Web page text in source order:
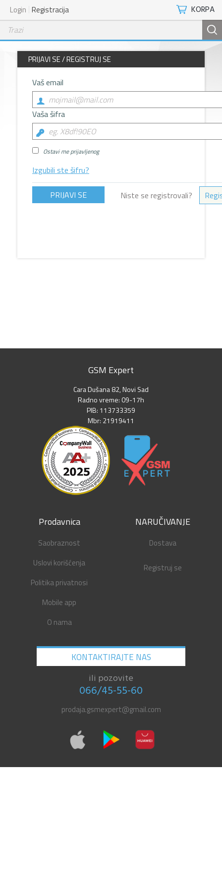
KORPA
Login Registracija
PRIJAVI SE / REGISTRUJ SE
Vaš email
Vaša šifra
Ostavi me prijavljenog
Izgubili ste šifru?
Niste se registrovali?
GSM Expert
Cara Dušana 82, Novi Sad
Radno vreme: 09-17h
PIB: 113733359
Mbr: 21919411
Prodavnica
Saobraznost
Uslovi korišćenja
Politika privatnosi
Mobile app
O nama
NARUČIVANJE
Dostava
Registruj se
KONTAKTIRAJTE NAS
ili pozovite
066/45-55-60
prodaja.gsmexpert@gmail.com